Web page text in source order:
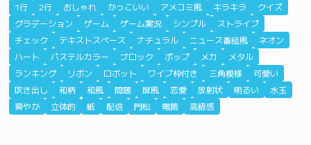
1行 2行 おしゃれ かっこいい アメコミ風 キラキラ
クイズ
グラデーション
ゲーム ゲーム実況 シンプル
ストライプ
チェック
テキストスペース ナチュラル ニュース番組風
ネオン
ハート
パステルカラー ブロック ポップ メカ
メタル
ランキング
リボン ロボット ワイプ枠付き 三角模様
可愛い
吹き出し
和柄 和風 問題 屏風 恋愛 放射状 明るい
水玉
爽やか
立体的 紙 配信 門松 電飾 高級感